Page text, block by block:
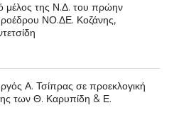
μέλος της Ν.Δ. του πρώην
ΝΟ.ΔΕ. Κοζάνης,
Α. Τσίπρας σε προεκλογική
των Θ. Καρυπίδη & Ε.